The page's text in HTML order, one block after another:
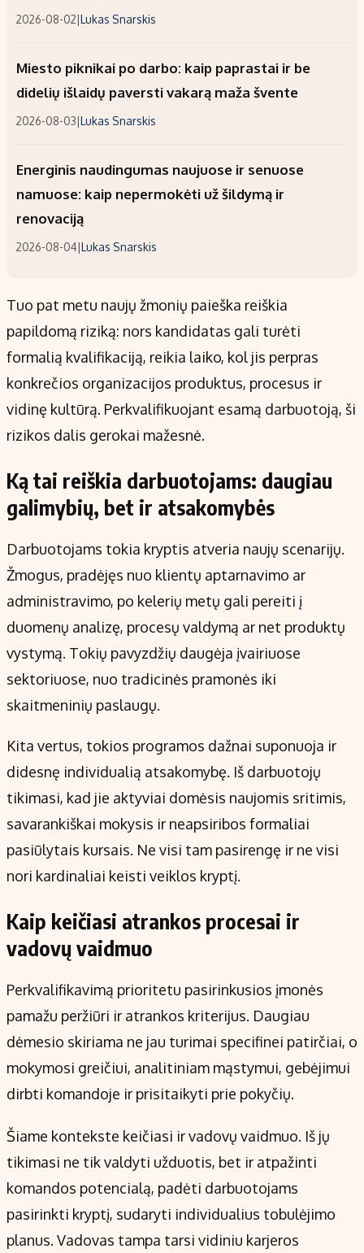
2026-08-02|Lukas Snarskis
Miesto piknikai po darbo: kaip paprastai ir be
didelių išlaidų paversti vakarą maža švente
2026-08-03|Lukas Snarskis
Energinis naudingumas naujuose ir senuose
namuose: kaip nepermokėti už šildymą ir
renovaciją
2026-08-04|Lukas Snarskis
Tuo pat metu naujų žmonių paieška reiškia
papildomą riziką: nors kandidatas gali turėti
formalią kvalifikaciją, reikia laiko, kol jis perpras
konkrečios organizacijos produktus, procesus ir
vidinę kultūrą. Perkvalifikuojant esamą darbuotoją, ši
rizikos dalis gerokai mažesnė.
Ką tai reiškia darbuotojams: daugiau
galimybių, bet ir atsakomybės
Darbuotojams tokia kryptis atveria naujų scenarijų.
Žmogus, pradėjęs nuo klientų aptarnavimo ar
administravimo, po kelerių metų gali pereiti į
duomenų analizę, procesų valdymą ar net produktų
vystymą. Tokių pavyzdžių daugėja įvairiuose
sektoriuose, nuo tradicinės pramonės iki
skaitmeninių paslaugų.
Kita vertus, tokios programos dažnai suponuoja ir
didesnę individualią atsakomybę. Iš darbuotojų
tikimasi, kad jie aktyviai domėsis naujomis sritimis,
savarankiškai mokysis ir neapsiribos formaliai
pasiūlytais kursais. Ne visi tam pasirengę ir ne visi
nori kardinaliai keisti veiklos kryptį.
Kaip keičiasi atrankos procesai ir
vadovų vaidmuo
Perkvalifikavimą prioritetu pasirinkusios įmonės
pamažu peržiūri ir atrankos kriterijus. Daugiau
dėmesio skiriama ne jau turimai specifinei patirčiai, o
mokymosi greičiui, analitiniam mąstymui, gebėjimui
dirbti komandoje ir prisitaikyti prie pokyčių.
Šiame kontekste keičiasi ir vadovų vaidmuo. Iš jų
tikimasi ne tik valdyti užduotis, bet ir atpažinti
komandos potencialą, padėti darbuotojams
pasirinkti kryptį, sudaryti individualius tobulėjimo
planus. Vadovas tampa tarsi vidiniu karjeros